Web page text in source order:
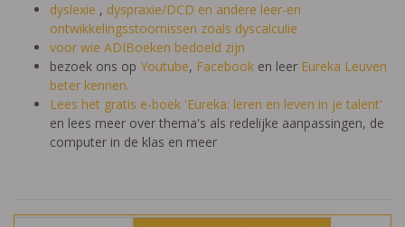
dyslexie , dyspraxie/DCD en andere leer-en
ontwikkelingsstoornissen zoals dyscalculie
voor wie ADIBoeken bedoeld zijn
bezoek ons op Youtube, Facebook en leer Eureka Leuven
beter kennen.
Lees het gratis e-boek 'Eureka: leren en leven in je talent'
en lees meer over thema's als redelijke aanpassingen, de
computer in de klas en meer